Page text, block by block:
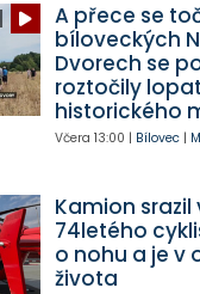
A přece se
bíloveckých
Dvorech se
roztočily
historického
Včera 13:00 | Bílovec|
Kamion srazil
74letého
o nohu a je v
života